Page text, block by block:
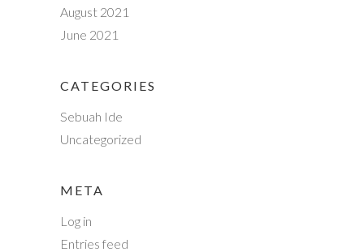
August 2021
June 2021
CATEGORIES
Sebuah Ide
Uncategorized
META
Log in
Entries feed